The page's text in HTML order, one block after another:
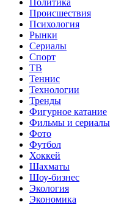
Происшествия
Психология
Рынки
Сериалы
Спорт
ТВ
Теннис
Технологии
Тренды
Фигурное катание
Фильмы и сериалы
Фото
Футбол
Хоккей
Шахматы
Шоу-бизнес
Экология
Экономика